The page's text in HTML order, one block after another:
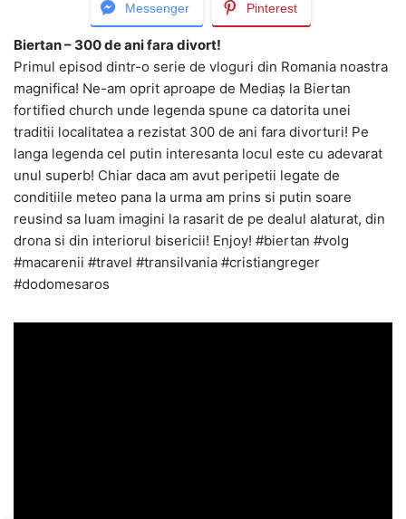
Messenger Pinterest
Biertan – 300 de ani fara divort!
Primul episod dintr-o serie de vloguri din Romania noastra
magnifica! Ne-am oprit aproape de Mediaș la Biertan
fortified church unde legenda spune ca datorita unei
traditii localitatea a rezistat 300 de ani fara divorturi! Pe
langa legenda cel putin interesanta locul este cu adevarat
unul superb! Chiar daca am avut peripetii legate de
conditiile meteo pana la urma am prins si putin soare
reusind sa luam imagini la rasarit de pe dealul alaturat, din
drona si din interiorul bisericii! Enjoy! #biertan #volg
#macarenii #travel #transilvania #cristiangreger
#dodomesaros